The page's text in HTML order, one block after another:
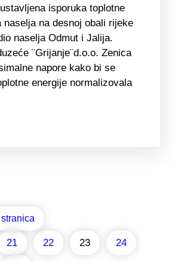
isporuka toplotne
naselja na desnoj obali rijeke
naselja Odmut i Jalija.
¨Grijanje¨d.o.o. Zenica
napore kako bi se
energije normalizovala
21 22 23 24